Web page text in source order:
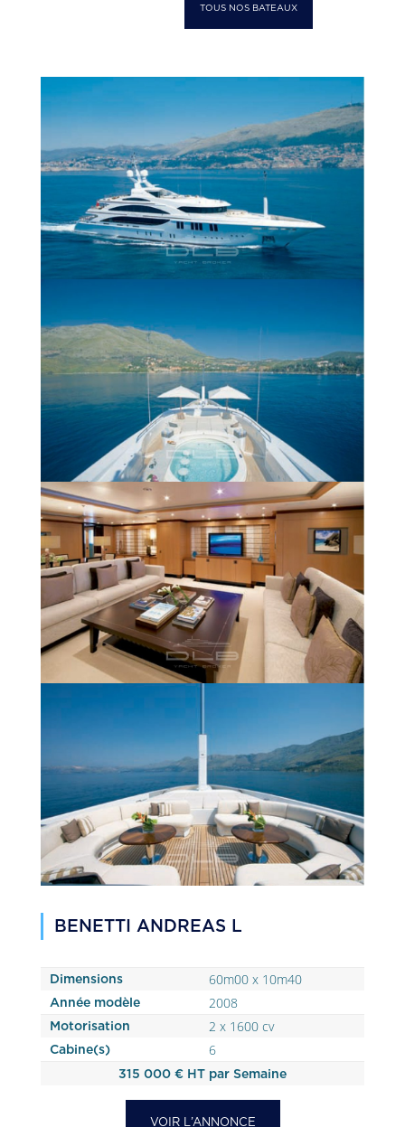
TOUS NOS BATEAUX
BENETTI ANDREAS L
Dimensions 60m00 x 10m40
Année modèle 2008
Motorisation 2 x 1600 cv
Cabine(s) 6
315 000 € HT par Semaine
VOIR L’ANNONCE